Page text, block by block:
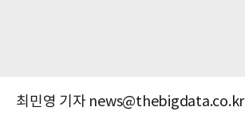
최민영 기자 news@thebigdata.co.kr